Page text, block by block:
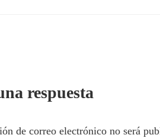
respuesta
de correo electrónico no será